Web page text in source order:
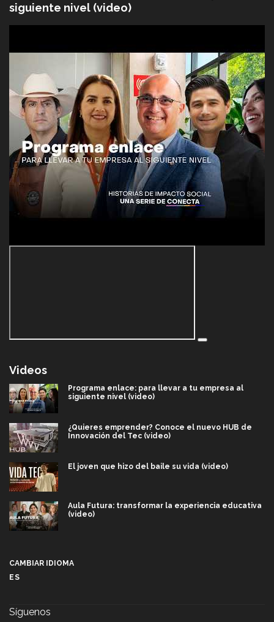
siguiente nivel (video)
Videos
Programa enlace: para llevar a tu empresa al
siguiente nivel (video)
¿Quieres emprender? Conoce el nuevo HUB de
Innovación del Tec (video)
El joven que hizo del baile su vida (video)
Aula Futura: transformar la experiencia educativa
(video)
CAMBIAR IDIOMA
ES
Síguenos